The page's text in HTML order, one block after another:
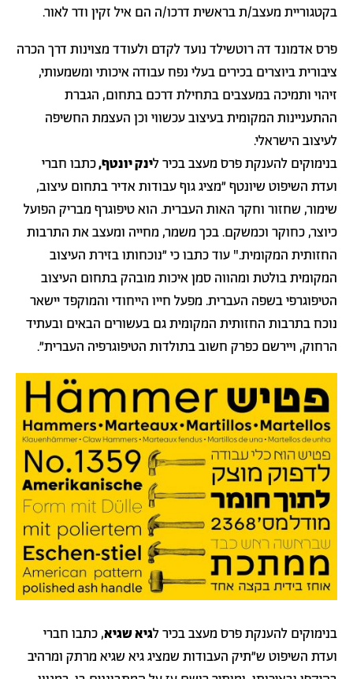
בקטגוריית מעצב/ת בראשית דרכו/ה הם איל זקין ודר לאור.
פרס אדמונד דה רוטשילד נועד לקדם ולעודד מצוינות דרך הכרה
ציבורית ביוצרים בכירים בעלי נפח עבודה איכותי ומשמעותי,
זיהוי ותמיכה במעצבים בתחילת דרכם בתחום, הגברת
ההתעניינות המקומית בעיצוב עכשווי וכן העצמת החשיפה
לעיצוב הישראלי.
בנימוקים להענקת פרס מעצב בכיר לינק יונטף,כתבו חברי
ועדת השיפוט שיונטף ״מציג גוף עבודות אדיר בתחום עיצוב,
שימור, שחזור וחקר האות העברית. הוא טיפוגרף מבריק הפועל
כיוצר, כחוקר וכמשקם. בכך משמר, מחייה ומעצב את התרבות
החזותית המקומית." עוד כתבו כי״נוכחותו בזירת העיצוב
המקומית בולטת ומהווה סמן איכות מובהק בתחום העיצוב
הטיפוגרפי בשפה העברית. מפעל חייו הייחודי והמוקפד יישאר
נוכח בתרבות החזותית המקומית גם בעשורים הבאים ובעתיד
הרחוק, ויירשם כפרק חשוב בתולדות הטיפוגרפיה העברית״.
בנימוקים להענקת פרס מעצב בכיר לגיא שגיא, כתבו חברי
ועדת השיפוט ש״תיק העבודות שמציג גיא שגיא מרתק ומרהיב